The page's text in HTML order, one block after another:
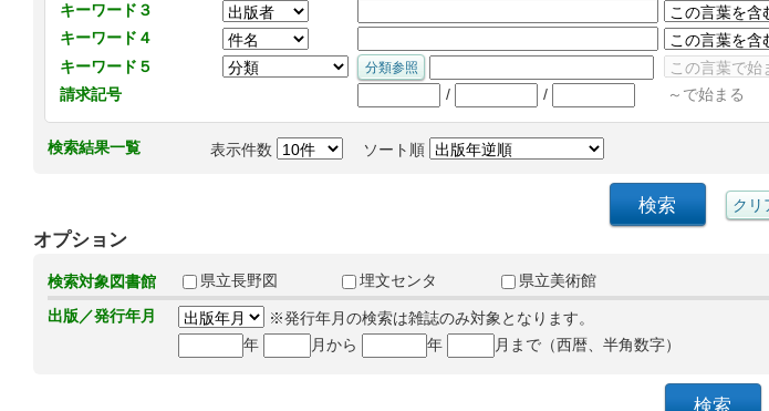
キーワード３
キーワード４
キーワード５
請求記号
/ / ～で始まる
検索結果一覧 表示件数 ソート順
オプション
検索対象図書館 県立長野図 埋文センタ
県立美術館
出版／発行年月
※発行年月の検索は雑誌のみ対象となります。
年
月から 年 月まで（西暦、半角数字）